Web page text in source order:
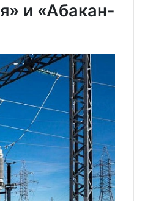
и «Абакан-